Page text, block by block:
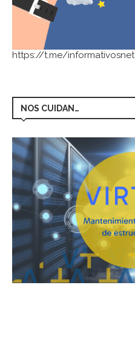
https://t.me/informativosnet
NOS CUIDAN…